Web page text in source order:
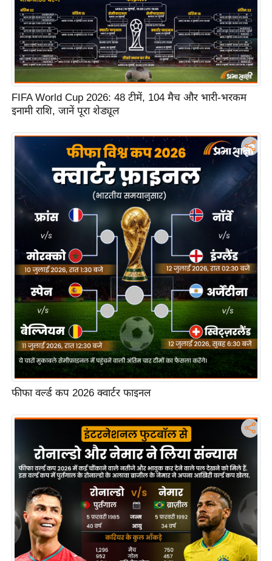
d
o
i
d
A
p
p
FIFA World Cup 2026: 48 टीमें, 104 मैच और भारी-भरकम
इनामी राशि, जानें पूरा शेड्यूल
फीफा वर्ल्ड कप 2026 क्वार्टर फाइनल